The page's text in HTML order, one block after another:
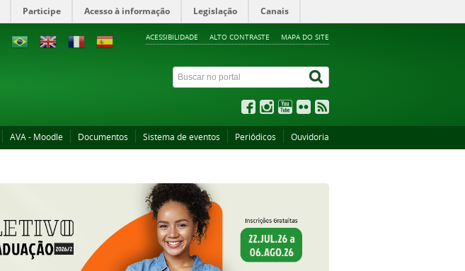
Participe Acesso à informação Legislação Canais
ACESSIBILIDADE ALTO CONTRASTE MAPA DO SITE
AVA - Moodle Documentos Sistema de eventos Periódicos Ouvidoria